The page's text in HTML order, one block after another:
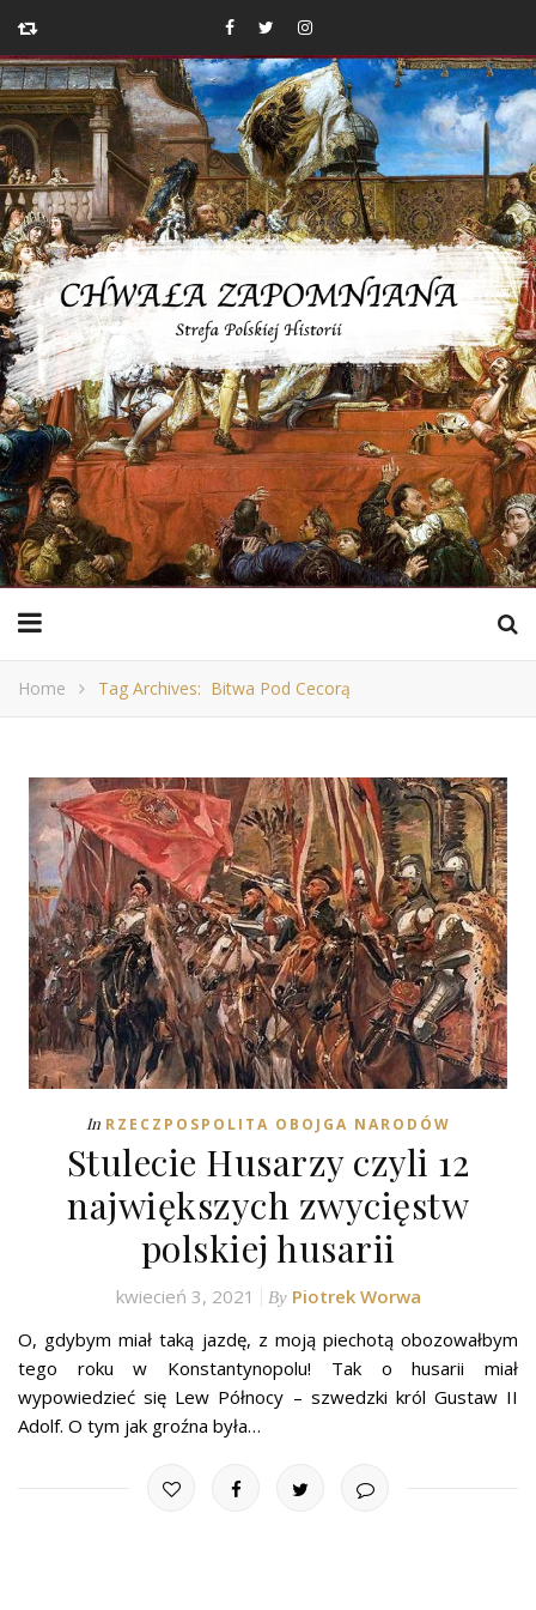
Home Tag Archives: Bitwa Pod Cecorą
In RZECZPOSPOLITA OBOJGA NARODÓW
Stulecie Husarzy czyli 12
największych zwycięstw
polskiej husarii
kwiecień 3, 2021 By Piotrek Worwa
O, gdybym miał taką jazdę, z moją piechotą obozowałbym
tego roku w Konstantynopolu! Tak o husarii miał
wypowiedzieć się Lew Północy – szwedzki król Gustaw II
Adolf. O tym jak groźna była…